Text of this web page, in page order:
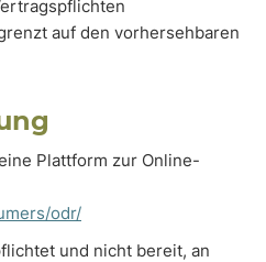
auf den vorhersehbaren
Plattform zur Online-
odr/
und nicht bereit, an